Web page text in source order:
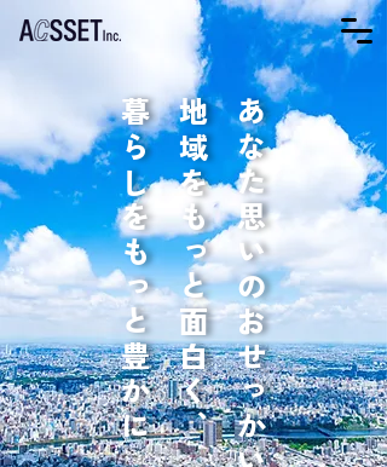
あなた思いのおせっかいで
地域をもっと面白く、
暮らしをもっと豊かに